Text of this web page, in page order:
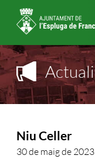
Niu Celler
30 de maig de 2023